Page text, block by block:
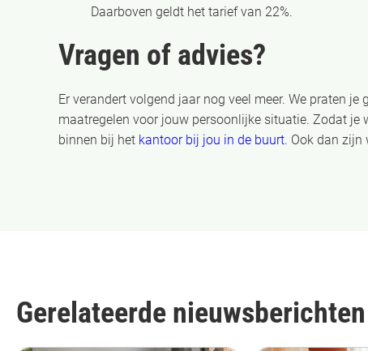
Daarboven geldt het tarief van 22%.
Vragen of advies?
Er verandert volgend jaar nog veel meer. We praten
maatregelen voor jouw persoonlijke situatie. Zodat je
binnen bij het kantoor bij jou in de buurt. Ook dan zijn
Gerelateerde nieuwsberichten